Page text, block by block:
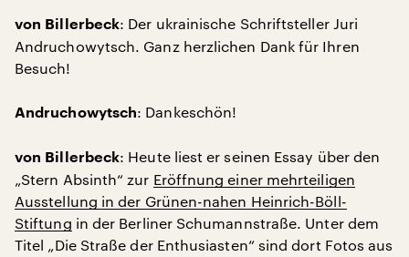
von Billerbeck: Der ukrainische Schriftsteller Juri
Andruchowytsch. Ganz herzlichen Dank für Ihren
Besuch!
Andruchowytsch: Dankeschön!
von Billerbeck: Heute liest er seinen Essay über den
„Stern Absinth“ zur Eröffnung einer mehrteiligen
Ausstellung in der Grünen-nahen Heinrich-Böll-
Stiftung in der Berliner Schumannstraße. Unter dem
Titel „Die Straße der Enthusiasten“ sind dort Fotos aus